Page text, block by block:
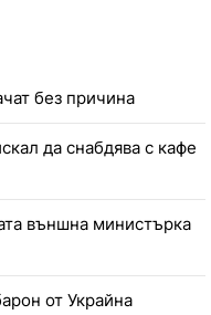
без причина
да снабдява с кафе
външна министърка
от Украйна